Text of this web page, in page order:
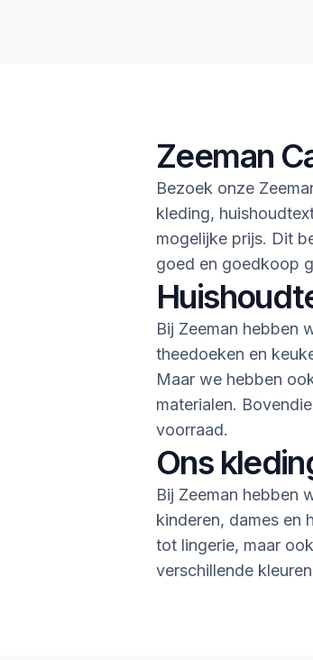
Zeeman
Bezoek onze
kleding,
mogelijke prijs. Dit
goed en goedkoop
Bij Zeeman hebben
theedoeken en
Maar we hebben
materialen.
voorraad.
Ons
Bij Zeeman hebben
kinderen, dames en
tot lingerie, maar
verschillende